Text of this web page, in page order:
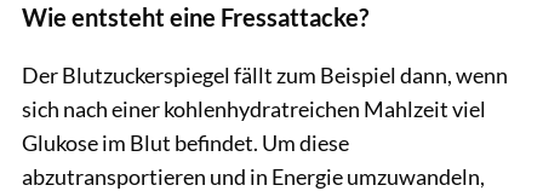
Wie entsteht eine Fressattacke?
Der Blutzuckerspiegel fällt zum Beispiel dann, wenn
sich nach einer kohlenhydratreichen Mahlzeit viel
Glukose im Blut befindet. Um diese
abzutransportieren und in Energie umzuwandeln,